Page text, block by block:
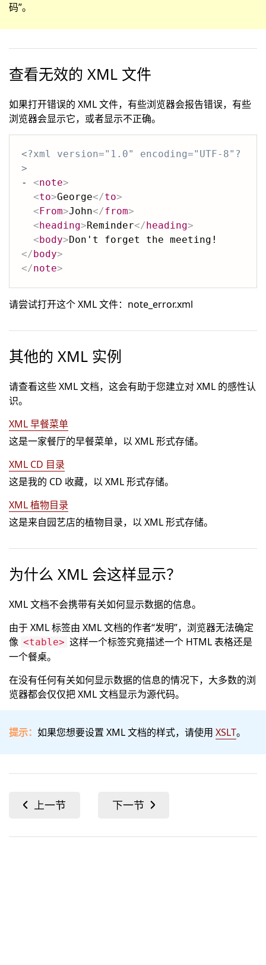
码”。
查看无效的 XML 文件
如果打开错误的 XML 文件，有些浏览器会报告错误，有些
浏览器会显示它，或者显示不正确。
<?xml version="1.0" encoding="UTF-8"?
>
- <note>
<to>George</to>
<From>John</from>
<heading>Reminder</heading>
<body>Don't forget the meeting!
</body>
</note>
请尝试打开这个 XML 文件：note_error.xml
其他的 XML 实例
请查看这些 XML 文档，这会有助于您建立对 XML 的感性认
识。
XML 早餐菜单
这是一家餐厅的早餐菜单，以 XML 形式存储。
XML CD 目录
这是我的 CD 收藏，以 XML 形式存储。
XML 植物目录
这是来自园艺店的植物目录，以 XML 形式存储。
为什么 XML 会这样显示？
XML 文档不会携带有关如何显示数据的信息。
由于 XML 标签由 XML 文档的作者“发明”，浏览器无法确定
像 <table> 这样一个标签究竟描述一个 HTML 表格还是
一个餐桌。
在没有任何有关如何显示数据的信息的情况下，大多数的浏
览器都会仅仅把 XML 文档显示为源代码。
提示： 如果您想要设置 XML 文档的样式，请使用 XSLT。